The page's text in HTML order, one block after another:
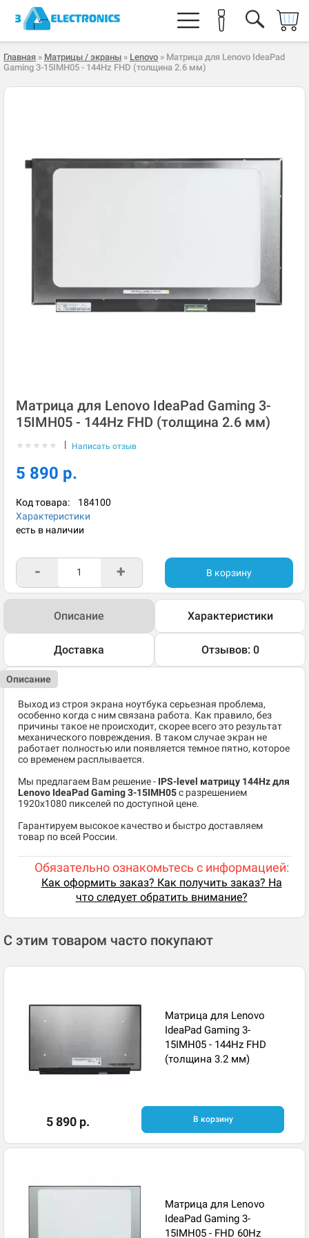
Главная » Матрицы / экраны » Lenovo » Матрица для Lenovo IdeaPad
Gaming 3-15IMH05 - 144Hz FHD (толщина 2.6 мм)
Матрица для Lenovo IdeaPad Gaming 3-
15IMH05 - 144Hz FHD (толщина 2.6 мм)
★ ★ ★ ★ ★ | Написать отзыв
5 890 р.
Код товара: 184100
Характеристики
есть в наличии
- + В корзину
Описание Характеристики
Доставка Отзывов: 0
Описание
Выход из строя экрана ноутбука серьезная проблема,
особенно когда с ним связана работа. Как правило, без
причины такое не происходит, скорее всего это результат
механического повреждения. В таком случае экран не
работает полностью или появляется темное пятно, которое
со временем расплывается.
Мы предлагаем Вам решение - IPS-level матрицу 144Hz для
Lenovo IdeaPad Gaming 3-15IMH05c разрешением
1920x1080 пикселей по доступной цене.
Гарантируем высокое качество и быстро доставляем
товар по всей России.
Обязательно ознакомьтесь с информацией:
Как оформить заказ? Как получить заказ? На
что следует обратить внимание?
С этим товаром часто покупают
Матрица для Lenovo
IdeaPad Gaming 3-
15IMH05 - 144Hz FHD
(толщина 3.2 мм)
5 890 р. В корзину
Матрица для Lenovo
IdeaPad Gaming 3-
15IMH05 - FHD 60Hz